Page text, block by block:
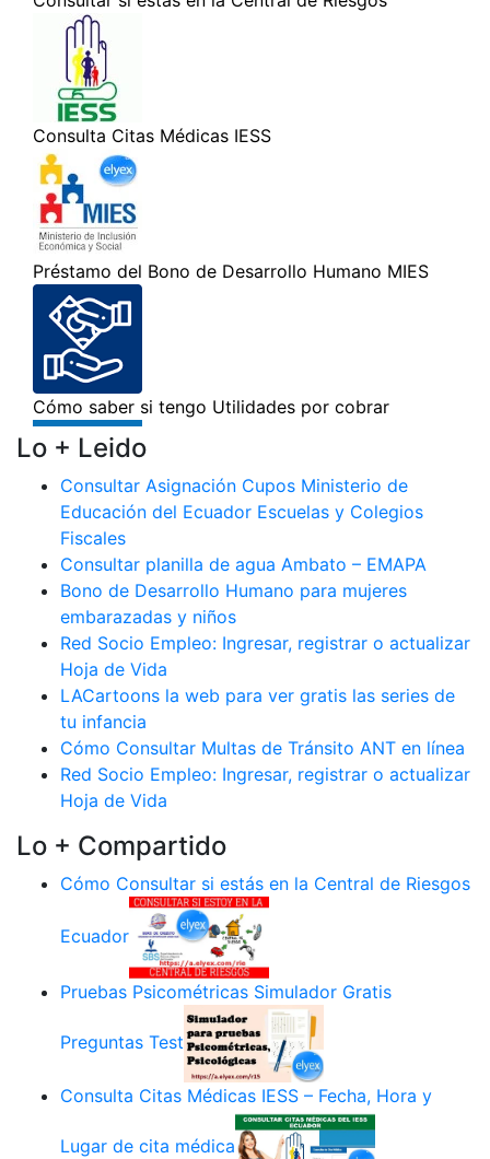
Lo + Leido
Consultar Asignación Cupos Ministerio de
Educación del Ecuador Escuelas y Colegios
Fiscales
Consultar planilla de agua Ambato – EMAPA
Bono de Desarrollo Humano para mujeres
embarazadas y niños
Red Socio Empleo: Ingresar, registrar o actualizar
Hoja de Vida
LACartoons la web para ver gratis las series de
tu infancia
Cómo Consultar Multas de Tránsito ANT en línea
Red Socio Empleo: Ingresar, registrar o actualizar
Hoja de Vida
Lo + Compartido
Cómo Consultar si estás en la Central de Riesgos
Ecuador
Pruebas Psicométricas Simulador Gratis
Preguntas Test
Consulta Citas Médicas IESS – Fecha, Hora y
Lugar de cita médica